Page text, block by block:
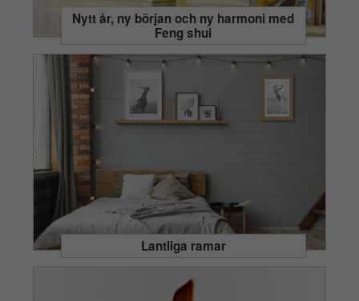
Nytt år, ny början och ny harmoni med
Feng shui
Lantliga ramar